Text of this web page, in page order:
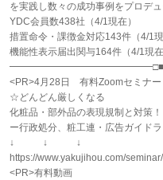
を実践し数々の成功事例をプロデ
YDC会員数438社（4/1現在）
措置命令・課徴金対応143件（4/1現
機能性表示届出関与164件（4/1現在
<PR>4月28日 有料Zoomセミナー
☆どんどん厳しくなる
化粧品・部外品の表現規制と対策！
ー行政処分、粧工連・広告ガイド
↓ ↓ ↓
https://www.yakujihou.com/
<PR>有料動画